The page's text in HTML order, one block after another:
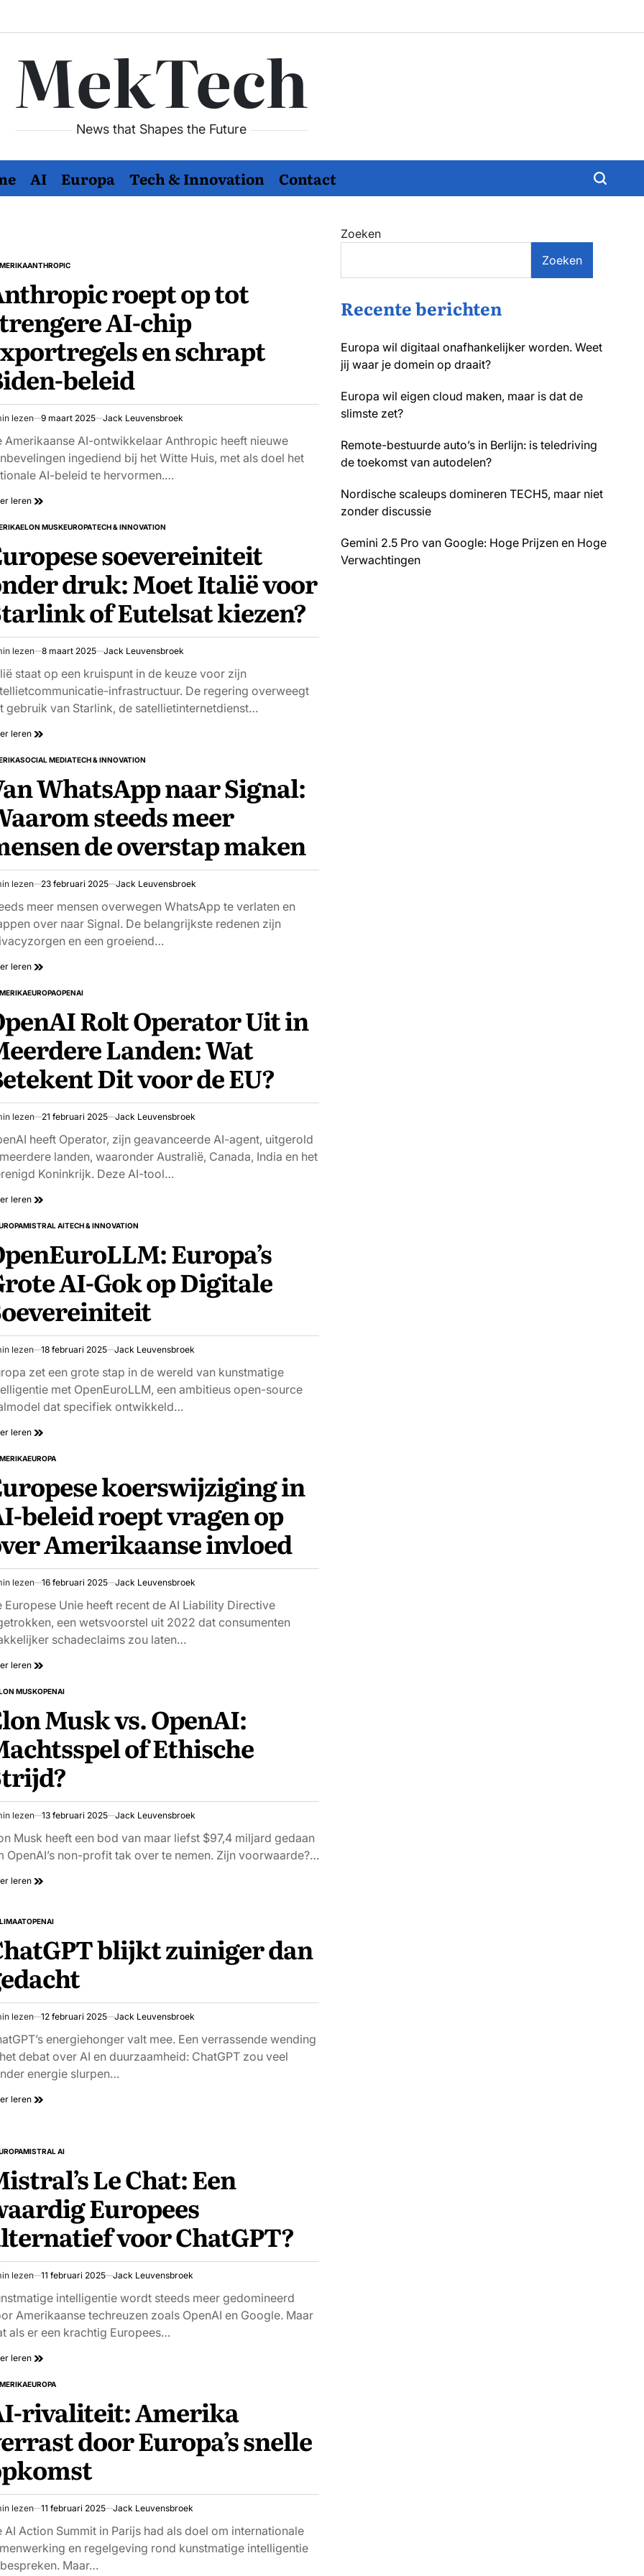
MekTech
News that Shapes the Future
AI Europa Tech & Innovation Contact
ANTHROPIC
roept op tot
AI-chip
en schrapt
beleid
lezen 9 maart 2025 Jack Leuvensbroek
Amerikaanse AI-ontwikkelaar Anthropic heeft nieuwe
ingediend bij het Witte Huis, met als doel het
AI-beleid te hervormen.…
leren
ELON MUSKEUROPATECH & INNOVATION
soevereiniteit
druk: Moet Italië voor
of Eutelsat kiezen?
lezen 8 maart 2025 Jack Leuvensbroek
staat op een kruispunt in de keuze voor zijn
infrastructuur. De regering overweegt
gebruik van Starlink, de satellietinternetdienst…
leren
SOCIAL MEDIATECH & INNOVATION
WhatsApp naar Signal:
steeds meer
de overstap maken
lezen 23 februari 2025 Jack Leuvensbroek
meer mensen overwegen WhatsApp te verlaten en
over naar Signal. De belangrijkste redenen zijn
en een groeiend…
leren
EUROPAOPENAI
Rolt Operator Uit in
Landen: Wat
Dit voor de EU?
lezen 21 februari 2025 Jack Leuvensbroek
heeft Operator, zijn geavanceerde AI-agent, uitgerold
landen, waaronder Australië, Canada, India en het
Koninkrijk. Deze AI-tool…
leren
MISTRAL AITECH & INNOVATION
Europa’s
AI-Gok op Digitale
lezen 18 februari 2025 Jack Leuvensbroek
zet een grote stap in de wereld van kunstmatige
met OpenEuroLLM, een ambitieus open-source
dat specifiek ontwikkeld…
leren
EUROPA
koerswijziging in
beleid roept vragen op
Amerikaanse invloed
lezen 16 februari 2025 Jack Leuvensbroek
Europese Unie heeft recent de AI Liability Directive
een wetsvoorstel uit 2022 dat consumenten
schadeclaims zou laten…
leren
MUSKOPENAI
Musk vs. OpenAI:
of Ethische
lezen 13 februari 2025 Jack Leuvensbroek
Musk heeft een bod van maar liefst $97,4 miljard gedaan
OpenAI’s non-profit tak over te nemen. Zijn voorwaarde?…
leren
OPENAI
blijkt zuiniger dan
lezen 12 februari 2025 Jack Leuvensbroek
energiehonger valt mee. Een verrassende wending
debat over AI en duurzaamheid: ChatGPT zou veel
energie slurpen…
leren
MISTRAL AI
Le Chat: Een
Europees
voor ChatGPT?
lezen 11 februari 2025 Jack Leuvensbroek
intelligentie wordt steeds meer gedomineerd
Amerikaanse techreuzen zoals OpenAI en Google. Maar
als er een krachtig Europees…
leren
EUROPA
rivaliteit: Amerika
door Europa’s snelle
lezen 11 februari 2025 Jack Leuvensbroek
AI Action Summit in Parijs had als doel om internationale
en regelgeving rond kunstmatige intelligentie
Maar…
Zoeken
Zoeken
Recente berichten
Europa wil digitaal onafhankelijker worden. Weet
jij waar je domein op draait?
Europa wil eigen cloud maken, maar is dat de
slimste zet?
Remote-bestuurde auto’s in Berlijn: is teledriving
de toekomst van autodelen?
Nordische scaleups domineren TECH5, maar niet
zonder discussie
Gemini 2.5 Pro van Google: Hoge Prijzen en Hoge
Verwachtingen